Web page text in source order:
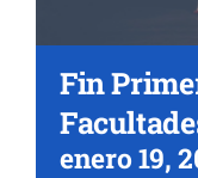
Fin
enero 19,